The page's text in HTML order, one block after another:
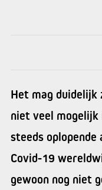
Het mag duidelijk
niet veel mogelijk
steeds
Covid-19
gewoon nog niet